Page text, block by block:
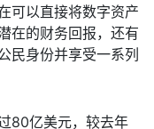
可以直接将数字资产
在的财务回报，还有
民身份并享受一系列
80亿美元，较去年